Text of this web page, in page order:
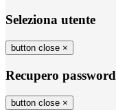
Seleziona utente
button close ×
Recupero password
button close ×